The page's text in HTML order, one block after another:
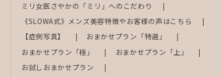
ミリ女医さやかの「ミリ」へのこだわり
《SLOWA式》メンズ美容特徴やお客様の声はこちら
【症例写真】
おまかせプラン「特選」
おまかせプラン「極」
おまかせプラン「上」
お試しおまかせプラン